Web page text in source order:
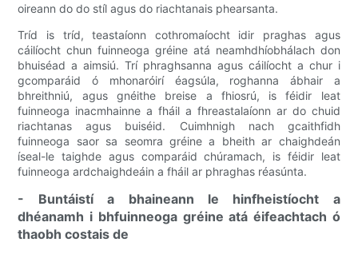
oireann do do stíl agus do riachtanais phearsanta.
Tríd is tríd, teastaíonn cothromaíocht idir praghas agus
cáilíocht chun fuinneoga gréine atá neamhdhíobhálach don
bhuiséad a aimsiú. Trí phraghsanna agus cáilíocht a chur i
gcomparáid ó mhonaróirí éagsúla, roghanna ábhair a
bhreithniú, agus gnéithe breise a fhiosrú, is féidir leat
fuinneoga inacmhainne a fháil a fhreastalaíonn ar do chuid
riachtanas agus buiséid. Cuimhnigh nach gcaithfidh
fuinneoga saor sa seomra gréine a bheith ar chaighdeán
íseal-le taighde agus comparáid chúramach, is féidir leat
fuinneoga ardchaighdeáin a fháil ar phraghas réasúnta.
- Buntáistí a bhaineann le hinfheistíocht a
dhéanamh i bhfuinneoga gréine atá éifeachtach ó
thaobh costais de